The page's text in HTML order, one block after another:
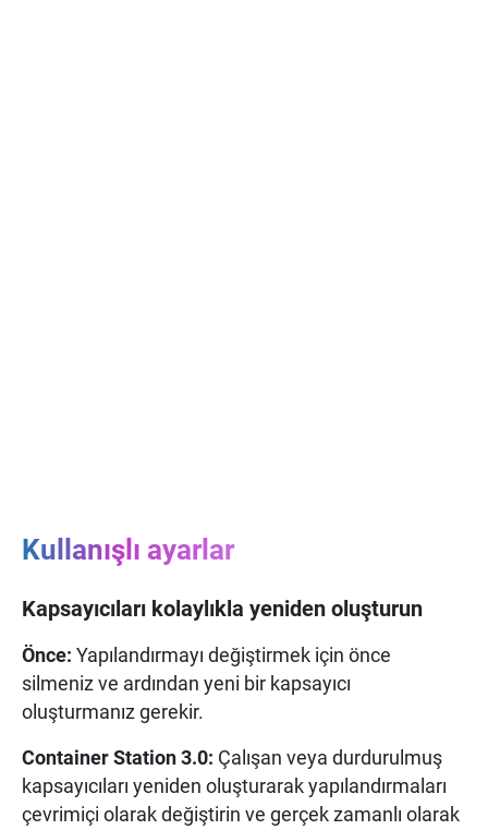
Kullanışlı ayarlar
Kapsayıcıları kolaylıkla yeniden oluşturun
Önce: Yapılandırmayı değiştirmek için önce
silmeniz ve ardından yeni bir kapsayıcı
oluşturmanız gerekir.
Container Station 3.0: Çalışan veya durdurulmuş
kapsayıcıları yeniden oluşturarak yapılandırmaları
çevrimiçi olarak değiştirin ve gerçek zamanlı olarak